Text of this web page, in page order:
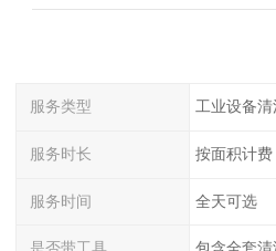
服务类型
服务时长 按面积计费
服务时间 全天可选